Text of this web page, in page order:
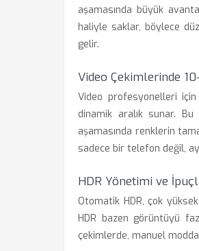
aşamasında büyük
haliyle saklar, böylece
gelir.
Video Çekimlerinde
Video profesyonelleri
dinamik aralık sunar.
aşamasında renklerin
sadece bir telefon değil,
HDR Yönetimi ve
Otomatik HDR, çok
HDR bazen görüntüyü
çekimlerde, manuel